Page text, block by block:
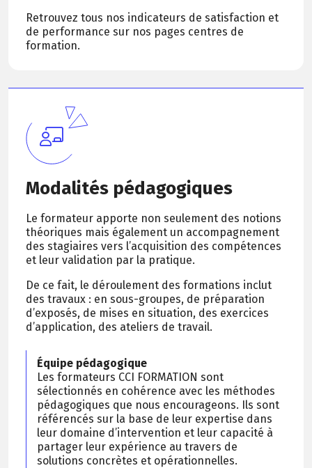
Retrouvez tous nos indicateurs de satisfaction et
de performance sur nos pages centres de
formation.
Modalités pédagogiques
Le formateur apporte non seulement des notions
théoriques mais également un accompagnement
des stagiaires vers l’acquisition des compétences
et leur validation par la pratique.
De ce fait, le déroulement des formations inclut
des travaux : en sous-groupes, de préparation
d’exposés, de mises en situation, des exercices
d’application, des ateliers de travail.
Équipe pédagogique
Les formateurs CCI FORMATION sont
sélectionnés en cohérence avec les méthodes
pédagogiques que nous encourageons. Ils sont
référencés sur la base de leur expertise dans
leur domaine d’intervention et leur capacité à
partager leur expérience au travers de
solutions concrètes et opérationnelles.